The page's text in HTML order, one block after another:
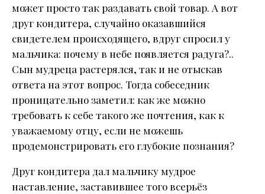
может просто так раздавать свой товар. А вот
друг кондитера, случайно оказавшийся
свидетелем происходящего, вдруг спросил у
мальчика: почему в небе появляется радуга?..
Сын мудреца растерялся, так и не отыскав
ответа на этот вопрос. Тогда собеседник
проницательно заметил: как же можно
требовать к себе такого же почтения, как к
уважаемому отцу, если не можешь
продемонстрировать его глубокие познания?
Друг кондитера дал мальчику мудрое
наставление, заставившее того всерьёз